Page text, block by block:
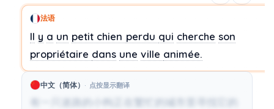
法语
Il y a un petit chien perdu qui cherche son
propriétaire dans une ville animée.
中文（简体） 点按显示翻译
有一只迷路的小狗正在繁忙的城市里寻找它的